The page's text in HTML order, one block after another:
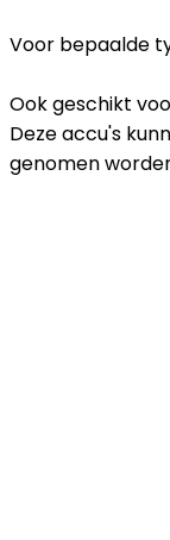
Voor bepaalde
Ook geschikt
Deze accu's
genomen